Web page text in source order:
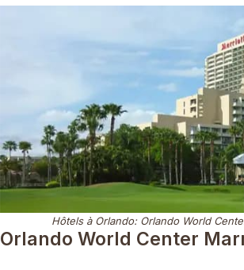
Hôtels à Orlando: Orlando World
Orlando World Center